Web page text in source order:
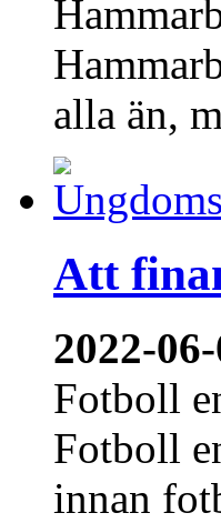
alla än,
Att
2022-
Fotboll
Fotboll
innan